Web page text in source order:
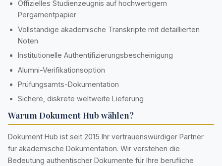
Offizielles Studienzeugnis auf hochwertigem
Pergamentpapier
Vollständige akademische Transkripte mit detaillierten
Noten
Institutionelle Authentifizierungsbescheinigung
Alumni-Verifikationsoption
Prüfungsamts-Dokumentation
Sichere, diskrete weltweite Lieferung
Warum Dokument Hub wählen?
Dokument Hub ist seit 2015 Ihr vertrauenswürdiger Partner
für akademische Dokumentation. Wir verstehen die
Bedeutung authentischer Dokumente für Ihre berufliche